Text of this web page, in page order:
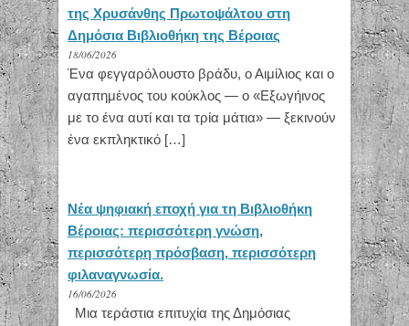
της Χρυσάνθης Πρωτοψάλτου στη
Δημόσια Βιβλιοθήκη της Βέροιας
18/06/2026
Ένα φεγγαρόλουστο βράδυ, ο Αιμίλιος και ο
αγαπημένος του κούκλος — ο «Εξωγήινος
με το ένα αυτί και τα τρία μάτια» — ξεκινούν
ένα εκπληκτικό […]
Νέα ψηφιακή εποχή για τη Βιβλιοθήκη
Βέροιας: περισσότερη γνώση,
περισσότερη πρόσβαση, περισσότερη
φιλαναγνωσία.
16/06/2026
Μια τεράστια επιτυχία της Δημόσιας